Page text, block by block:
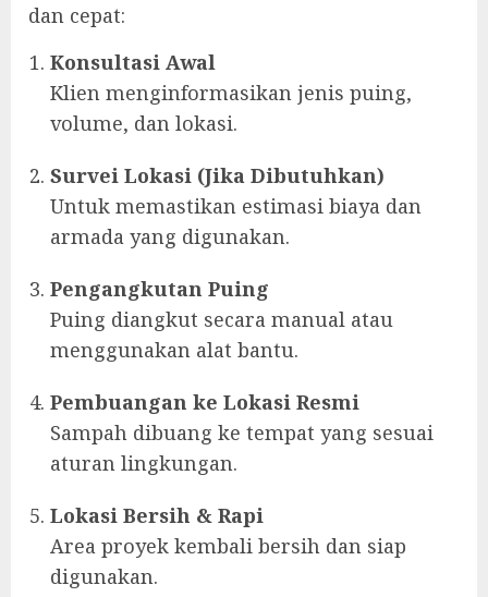
dan cepat:
Konsultasi Awal
Klien menginformasikan jenis puing,
volume, dan lokasi.
Survei Lokasi (Jika Dibutuhkan)
Untuk memastikan estimasi biaya dan
armada yang digunakan.
Pengangkutan Puing
Puing diangkut secara manual atau
menggunakan alat bantu.
Pembuangan ke Lokasi Resmi
Sampah dibuang ke tempat yang sesuai
aturan lingkungan.
Lokasi Bersih & Rapi
Area proyek kembali bersih dan siap
digunakan.